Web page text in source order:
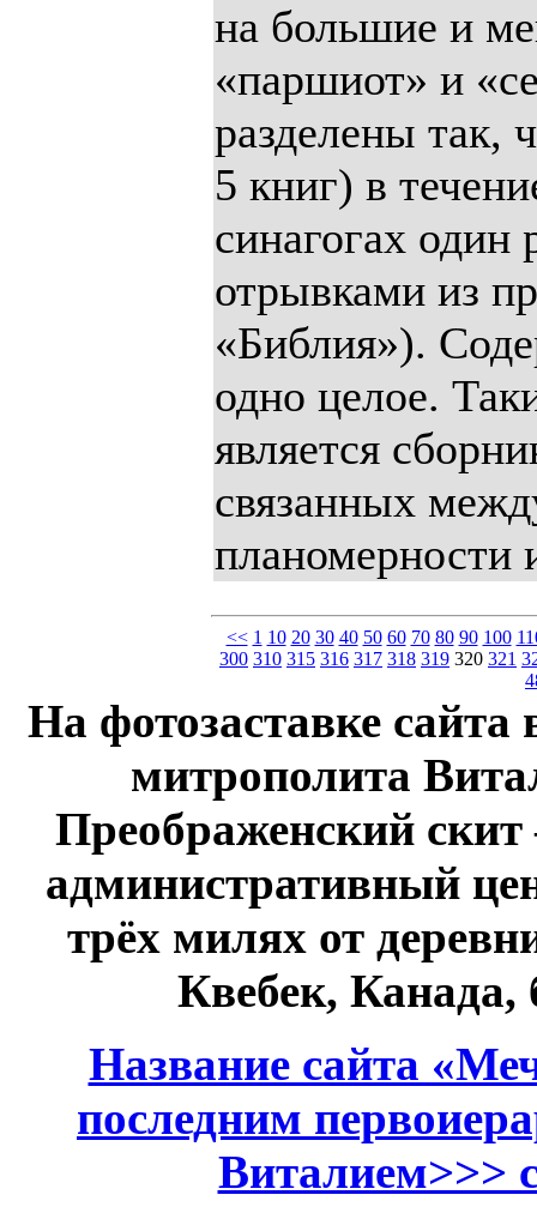
на большие и
«паршиот» и
разделены так,
5 книг) в
синагогах один
отрывками из
«Библия»).
одно целое.
является
связанных
планомерности
<< 1 10 20 30 40 50 60 70 80 90 100
300 310 315 316 317 318 319 320 321
На фотозаставке сайта
митрополита
Преображенский
административный
трёх милях от
Квебек,
Название сайта
последним
Виталием>>>